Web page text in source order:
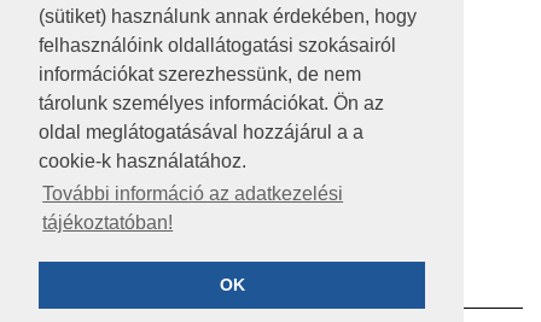
(sütiket) használunk annak érdekében, hogy
felhasználóink oldallátogatási szokásairól
információkat szerezhessünk, de nem
tárolunk személyes információkat. Ön az
oldal meglátogatásával hozzájárul a a
cookie-k használatához.
További információ az adatkezelési
tájékoztatóban!
OK
A HONLAP 2017.03.31-I ÁLLAPOTA
JOGI NYILATKOZAT
IMPRESSZUM
KÖZÉRDEKŰ ADATOK